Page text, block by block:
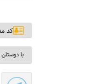
کد
با